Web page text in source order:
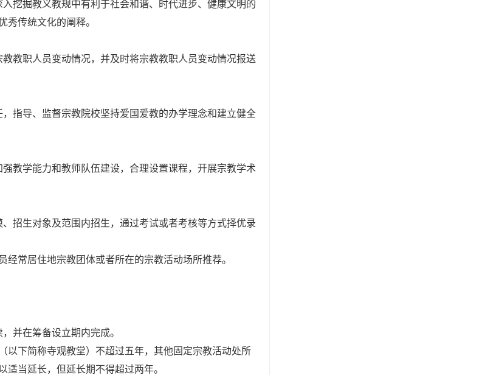
挖掘教义教规中有利于社会和谐、时代进步、健康文明的
秀传统文化的阐释。
教职人员变动情况，并及时将宗教教职人员变动情况报送
指导、监督宗教院校坚持爱国爱教的办学理念和建立健全
教学能力和教师队伍建设，合理设置课程，开展宗教学术
招生对象及范围内招生，通过考试或者考核等方式择优录
常居住地宗教团体或者所在的宗教活动场所推荐。
并在筹备设立期内完成。
以下简称寺观教堂）不超过五年，其他固定宗教活动处所
当延长，但延长期不得超过两年。